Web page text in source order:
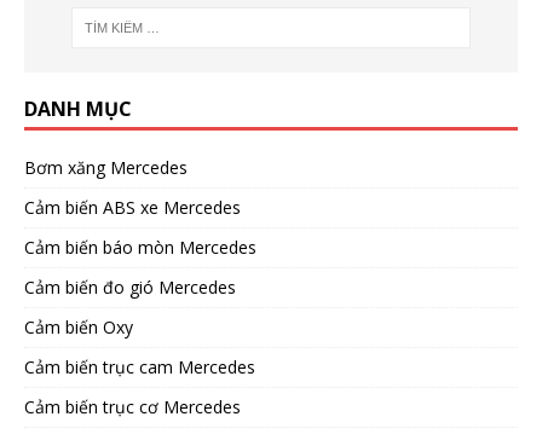
DANH MỤC
Bơm xăng Mercedes
Cảm biến ABS xe Mercedes
Cảm biến báo mòn Mercedes
Cảm biến đo gió Mercedes
Cảm biến Oxy
Cảm biến trục cam Mercedes
Cảm biến trục cơ Mercedes